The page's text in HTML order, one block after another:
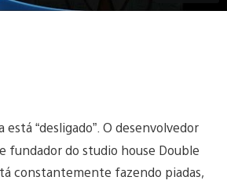
conferir
Vídeo
“desligado”. O desenvolvedor
fundador do studio house Double
constantemente fazendo piadas,